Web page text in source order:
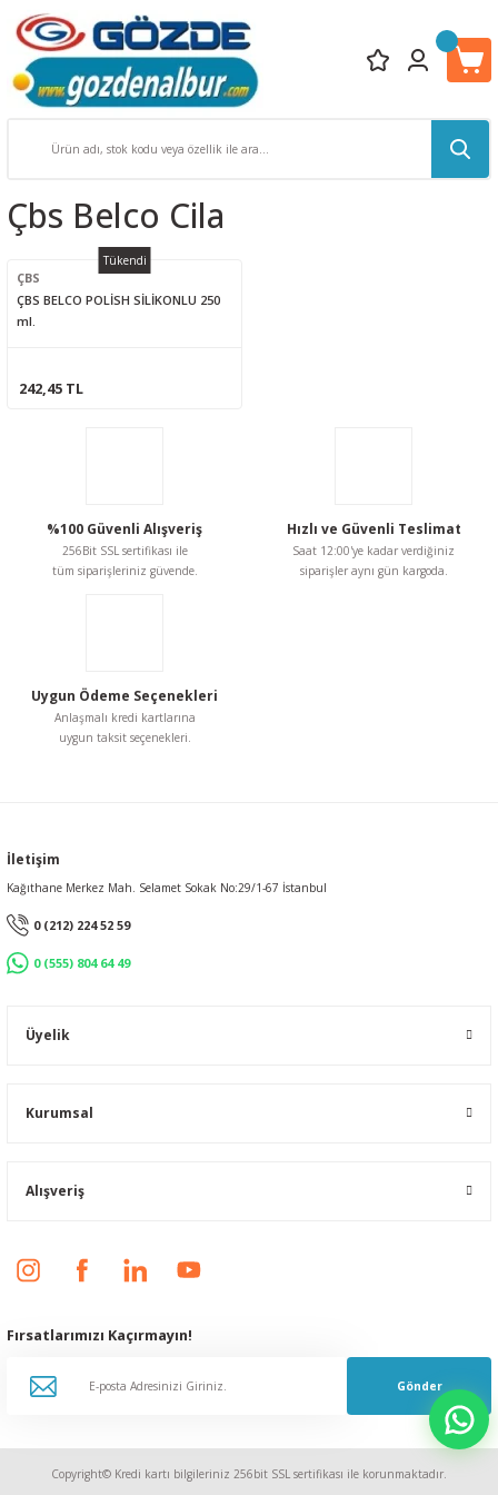
Çbs Belco Cila
Tükendi
ÇBS
ÇBS BELCO POLİSH SİLİKONLU 250
ml.
242,45 TL
%100 Güvenli Alışveriş
256Bit SSL sertifikası ile
tüm siparişleriniz güvende.
Hızlı ve Güvenli Teslimat
Saat 12:00'ye kadar verdiğiniz
siparişler aynı gün kargoda.
Uygun Ödeme Seçenekleri
Anlaşmalı kredi kartlarına
uygun taksit seçenekleri.
İletişim
Kağıthane Merkez Mah. Selamet Sokak No:29/1-67 İstanbul
0 (212) 224 52 59
0 (555) 804 64 49
Üyelik
Kurumsal
Alışveriş
Fırsatlarımızı Kaçırmayın!
Gönder
Copyright© Kredi kartı bilgileriniz 256bit SSL sertifikası ile korunmaktadır.